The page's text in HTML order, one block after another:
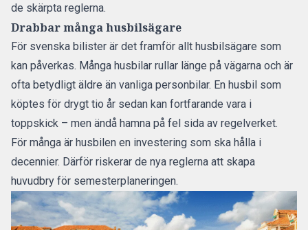
de skärpta reglerna.
Drabbar många husbilsägare
För svenska bilister är det framför allt husbilsägare som
kan påverkas. Många husbilar rullar länge på vägarna och är
ofta betydligt äldre än vanliga personbilar. En husbil som
köptes för drygt tio år sedan kan fortfarande vara i
toppskick – men ändå hamna på fel sida av regelverket.
För många är husbilen en investering som ska hålla i
decennier. Därför riskerar de nya reglerna att skapa
huvudbry för semesterplaneringen.